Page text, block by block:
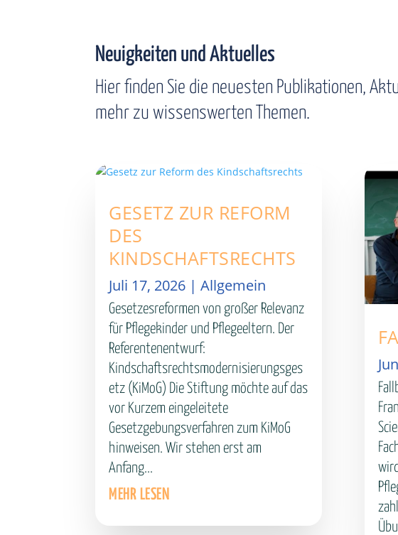
Neuigkeiten und Aktuelles
Hier finden Sie die neuesten Publikationen,
mehr zu wissenswerten Themen.
GESETZ ZUR REFORM
DES
KINDSCHAFTSRECHTS
Juli 17, 2026 |Allgemein
Gesetzesreformen von großer Relevanz
für Pflegekinder und Pflegeeltern. Der
Referentenentwurf:
Kindschaftsrechtsmodernisierungsges
etz (KiMoG) Die Stiftung möchte auf das
vor Kurzem eingeleitete
Gesetzgebungsverfahren zum KiMoG
hinweisen. Wir stehen erst am
Anfang...
MEHR LESEN